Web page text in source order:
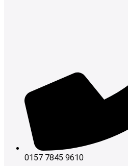
0157 7845 9610